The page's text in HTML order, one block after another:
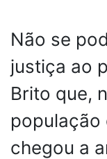
Não se
justiça ao
Brito que,
população
chegou a